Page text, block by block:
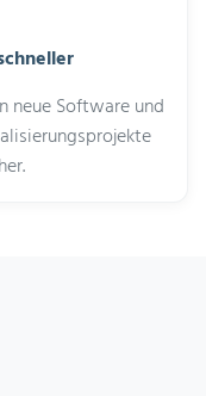
neue Software und